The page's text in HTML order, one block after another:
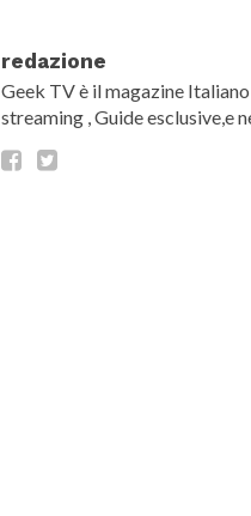
redazione
Geek TV è il magazine
streaming , Guide esclusive,e